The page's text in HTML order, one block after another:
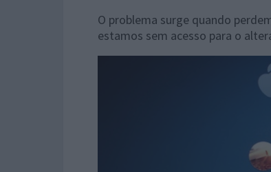
O problema surge quando
estamos sem acesso para o